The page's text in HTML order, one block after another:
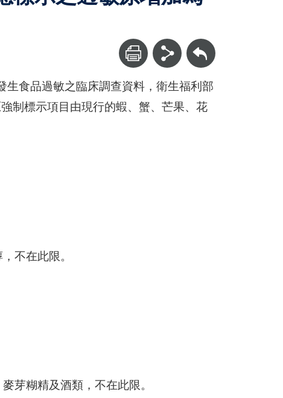
回上一頁
食品過敏之臨床調查資料，衛生福利部
制標示項目由現行的蝦、蟹、芒果、花
不在此限。
芽糊精及酒類，不在此限。